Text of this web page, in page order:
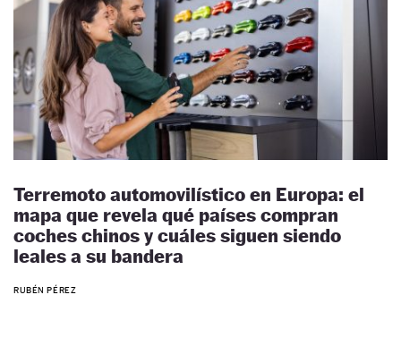
Terremoto automovilístico en Europa: el
mapa que revela qué países compran
coches chinos y cuáles siguen siendo
leales a su bandera
RUBÉN PÉREZ